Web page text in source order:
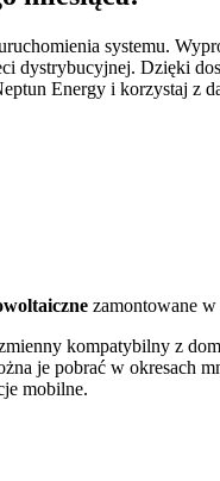
systemu.
dystrybucyjnej. Dzięki
Energy i korzystaj z
zamontowane w
kompatybilny z
je pobrać w okresach
mobilne.